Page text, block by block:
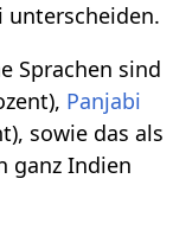
unterscheiden.
Sprachen sind
Panjabi
sowie das als
ganz Indien